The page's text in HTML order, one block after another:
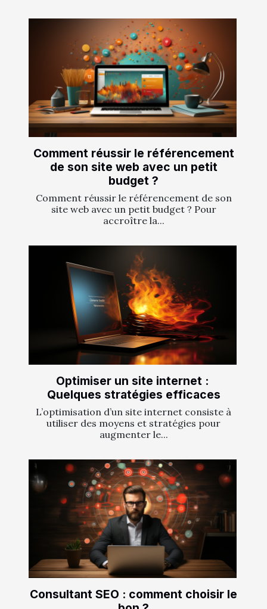
Comment réussir le référencement
de son site web avec un petit
budget ?
Comment réussir le référencement de son
site web avec un petit budget ? Pour
accroître la...
Optimiser un site internet :
Quelques stratégies efficaces
L’optimisation d’un site internet consiste à
utiliser des moyens et stratégies pour
augmenter le...
Consultant SEO : comment choisir le